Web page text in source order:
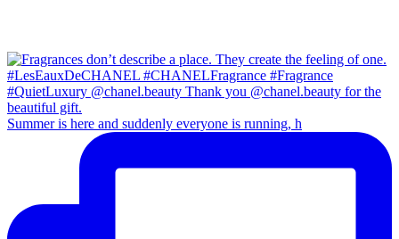
Summer is here and suddenly everyone is running, h